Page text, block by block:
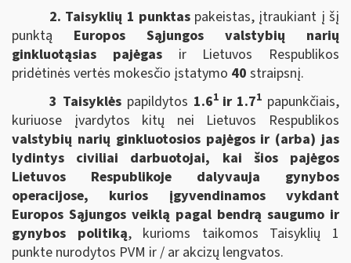
2. Taisyklių 1 punktaspakeistas, įtraukiant į šį
punktą Europos Sąjungos valstybių narių
ginkluotąsias pajėgasir Lietuvos Respublikos
pridėtinės vertės mokesčio įstatymo 40 straipsnį.
3 Taisyklės papildytos 1.61 ir 1.71 papunkčiais,
kuriuose įvardytos kitų nei Lietuvos Respublikos
valstybių narių ginkluotosios pajėgos ir (arba) jas
lydintys civiliai darbuotojai, kai šios pajėgos
Lietuvos Respublikoje dalyvauja gynybos
operacijose, kurios įgyvendinamos vykdant
Europos Sąjungos veiklą pagal bendrą saugumo ir
gynybos politiką, kurioms taikomos Taisyklių 1
punkte nurodytos PVM ir / ar akcizų lengvatos.